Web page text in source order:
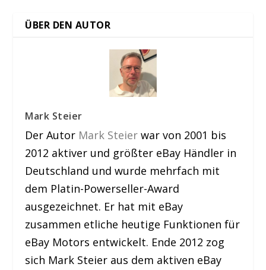
ÜBER DEN AUTOR
Mark Steier
Der Autor Mark Steier war von 2001 bis
2012 aktiver und größter eBay Händler in
Deutschland und wurde mehrfach mit
dem Platin-Powerseller-Award
ausgezeichnet. Er hat mit eBay
zusammen etliche heutige Funktionen für
eBay Motors entwickelt. Ende 2012 zog
sich Mark Steier aus dem aktiven eBay